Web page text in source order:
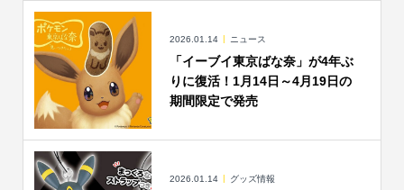
2026.01.14 ニュース
「イーブイ東京ばな奈」が4年ぶ
りに復活！1月14日～4月19日の
期間限定で発売
2026.01.14 グッズ情報